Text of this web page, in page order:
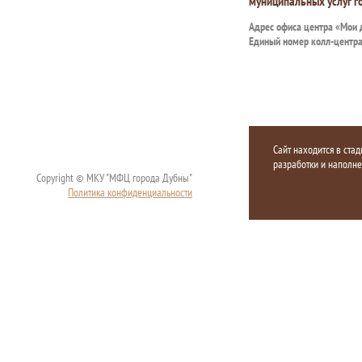
Адрес офиса центра «Мои
Единый номер колл-
Copyright © МКУ "МФЦ города Дубны"
Политика конфиденциальности
Сайт находится в
разработки и